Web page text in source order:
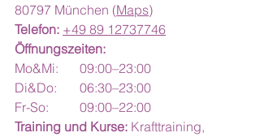
80797 München (Maps)
Telefon: +49 89 12737746
Öffnungszeiten:
Mo&Mi: 	09:00–23:00
Di&Do: 	06:30–23:00
Fr-So: 	09:00–22:00
Training und Kurse: Krafttraining,